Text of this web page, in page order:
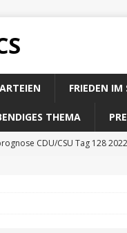
FRIEDEN
THEMA
CDU/CSU Tag 128 2022